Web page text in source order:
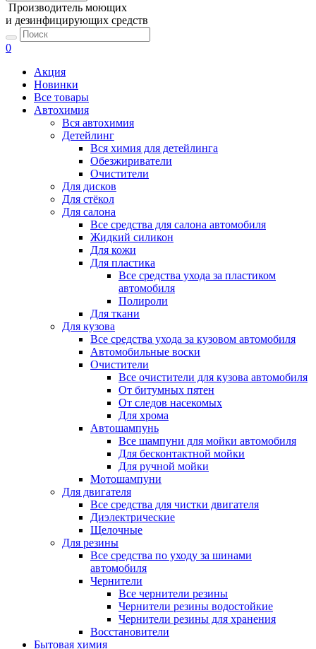
Производитель моющих
и дезинфицирующих средств
0
Акция
Новинки
Все товары
Автохимия
Вся автохимия
Детейлинг
Вся химия для детейлинга
Обезжириватели
Очистители
Для дисков
Для стёкол
Для салона
Все средства для салона автомобиля
Жидкий силикон
Для кожи
Для пластика
Все средства ухода за пластиком
автомобиля
Полироли
Для ткани
Для кузова
Все средства ухода за кузовом автомобиля
Автомобильные воски
Очистители
Все очистители для кузова автомобиля
От битумных пятен
От следов насекомых
Для хрома
Автошампунь
Все шампуни для мойки автомобиля
Для бесконтактной мойки
Для ручной мойки
Мотошампуни
Для двигателя
Все средства для чистки двигателя
Диэлектрические
Щелочные
Для резины
Все средства по уходу за шинами
автомобиля
Чернители
Все чернители резины
Чернители резины водостойкие
Чернители резины для хранения
Восстановители
Бытовая химия